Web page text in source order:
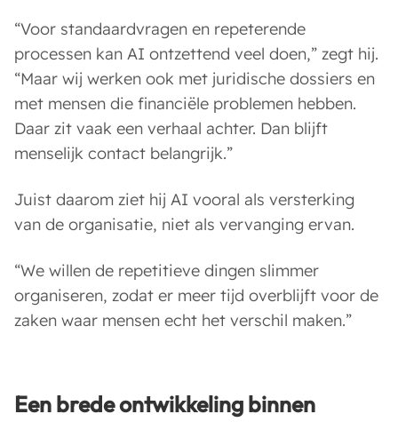
“Voor standaardvragen en repeterende
processen kan AI ontzettend veel doen,” zegt hij.
“Maar wij werken ook met juridische dossiers en
met mensen die financiële problemen hebben.
Daar zit vaak een verhaal achter. Dan blijft
menselijk contact belangrijk.”
Juist daarom ziet hij AI vooral als versterking
van de organisatie, niet als vervanging ervan.
“We willen de repetitieve dingen slimmer
organiseren, zodat er meer tijd overblijft voor de
zaken waar mensen echt het verschil maken.”
Een brede ontwikkeling binnen